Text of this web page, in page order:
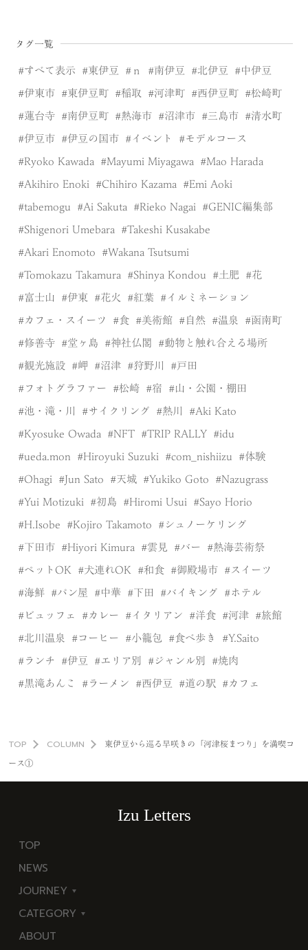
タグ一覧
すべて表示 東伊豆 ｎ 南伊豆 北伊豆 中伊豆
伊東市 東伊豆町 稲取 河津町 西伊豆町 松崎町
蓮台寺 南伊豆町 熱海市 沼津市 三島市 清水町
伊豆市 伊豆の国市 イベント モデルコース
Ryoko Kawada Mayumi Miyagawa Mao Harada
Akihiro Enoki Chihiro Kazama Emi Aoki
tabemogu Ai Sakuta Rieko Nagai GENIC編集部
Shigenori Umebara Takeshi Kusakabe
Akari Enomoto Wakana Tsutsumi
Tomokazu Takamura Shinya Kondou 土肥 花
富士山 伊東 花火 紅葉 イルミネーション
カフェ・スイーツ 食 美術館 自然 温泉 函南町
修善寺 堂ヶ島 神社仏閣 動物と触れ合える場所
観光施設 岬 沼津 狩野川 戸田
フォトグラファー 松崎 宿 山・公園・棚田
池・滝・川 サイクリング 熱川 Aki Kato
Kyosuke Owada NFT TRIP RALLY idu
ueda.mon Hiroyuki Suzuki com_nishiizu 体験
Ohagi Jun Sato 天城 Yukiko Goto Nazugrass
Yui Motizuki 初島 Hiromi Usui Sayo Horio
H.Isobe Kojiro Takamoto シュノーケリング
下田市 Hiyori Kimura 雲見 バー 熱海芸術祭
ペットOK 犬連れOK 和食 御殿場市 スイーツ
海鮮 パン屋 中華 下田 バイキング ホテル
ビュッフェ カレー イタリアン 洋食 河津 旅館
北川温泉 コーヒー 小籠包 食べ歩き Y.Saito
ランチ 伊豆 エリア別 ジャンル別 焼肉
黒滝あんこ ラーメン 西伊豆 道の駅 カフェ
TOP COLUMN 東伊豆から巡る早咲きの「河津桜まつり」を満喫コ
ース①
Izu Letters
TOP
NEWS
JOURNEY
東
伊
CATEGORY
海
ABOUT